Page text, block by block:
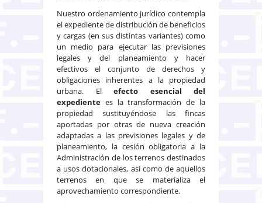
Nuestro ordenamiento jurídico contempla
el expediente de distribución de beneficios
y cargas (en sus distintas variantes) como
un medio para ejecutar las previsiones
legales y del planeamiento y hacer
efectivos el conjunto de derechos y
obligaciones inherentes a la propiedad
urbana. El efecto esencial del
expediente es la transformación de la
propiedad sustituyéndose las fincas
aportadas por otras de nueva creación
adaptadas a las previsiones legales y de
planeamiento, la cesión obligatoria a la
Administración de los terrenos destinados
a usos dotacionales, así como de aquellos
terrenos en que se materializa el
aprovechamiento correspondiente.